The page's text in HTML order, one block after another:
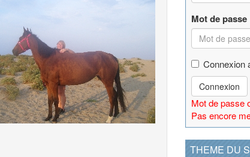
Mot de passe
Connexion
Connexion
Mot de passe
Pas encore
THEME DU